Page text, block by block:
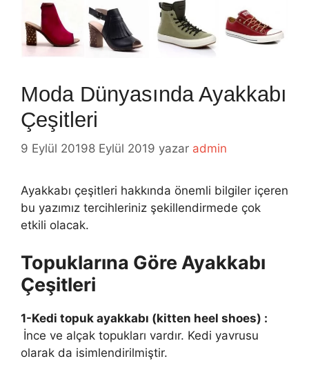
Moda Dünyasında Ayakkabı
Çeşitleri
9 Eylül 20198 Eylül 2019 yazar admin
Ayakkabı çeşitleri hakkında önemli bilgiler içeren
bu yazımız tercihleriniz şekillendirmede çok
etkili olacak.
Topuklarına Göre Ayakkabı
Çeşitleri
1-Kedi topuk ayakkabı (kitten heel shoes) :
İnce ve alçak topukları vardır. Kedi yavrusu
olarak da isimlendirilmiştir.